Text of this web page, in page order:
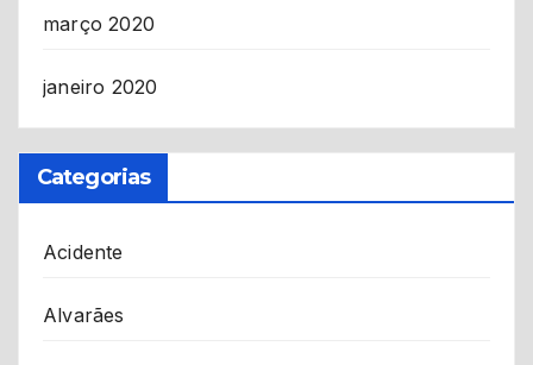
março 2020
janeiro 2020
Categorias
Acidente
Alvarães